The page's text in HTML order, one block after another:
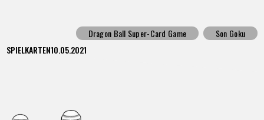
Dragon Ball Super-Card Game
Son Goku
SPIELKARTEN10.05.2021